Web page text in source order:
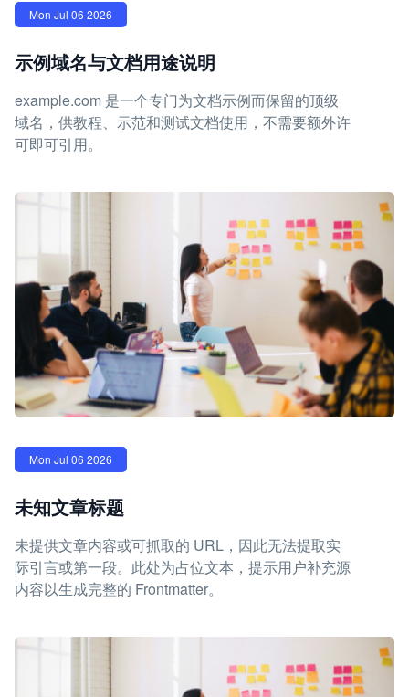
Mon Jul 06 2026
示例域名与文档用途说明
example.com 是一个专门为文档示例而保留的顶级
域名，供教程、示范和测试文档使用，不需要额外许
可即可引用。
Mon Jul 06 2026
未知文章标题
未提供文章内容或可抓取的 URL，因此无法提取实
际引言或第一段。此处为占位文本，提示用户补充源
内容以生成完整的 Frontmatter。